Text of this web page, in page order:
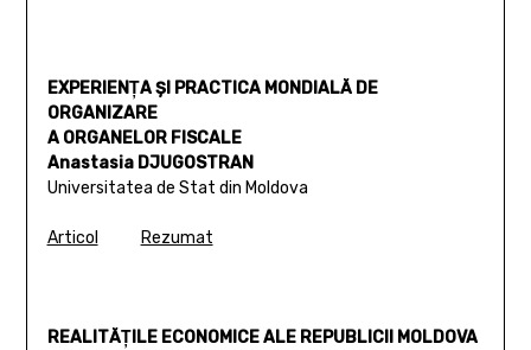
EXPERIENŢA ŞI PRACTICA MONDIALĂ DE
ORGANIZARE
A ORGANELOR FISCALE
Anastasia DJUGOSTRAN
Universitatea de Stat din Moldova
Articol Rezumat
REALITĂŢILE ECONOMICE ALE REPUBLICII MOLDOVA